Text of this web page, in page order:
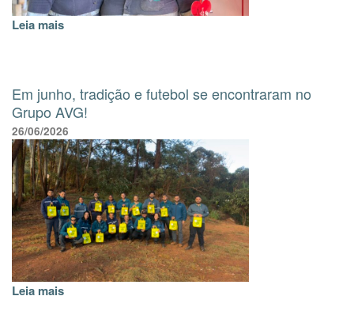
Leia mais
Em junho, tradição e futebol se encontraram no
Grupo AVG!
26/06/2026
Leia mais